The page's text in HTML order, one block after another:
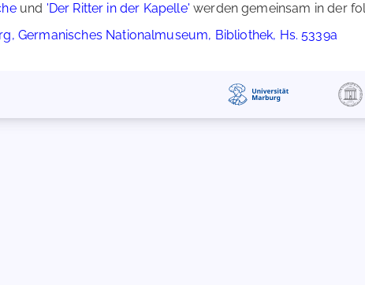
und 'Der Ritter in der Kapelle' werden gemeinsam in der
Germanisches Nationalmuseum, Bibliothek, Hs. 5339a